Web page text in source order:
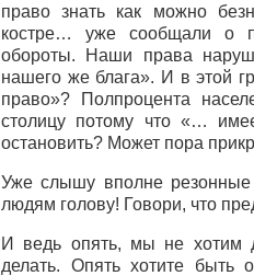
право знать как можно
костре… уже сообщали о
обороты. Наши права
нашего же блага». И в этой
право»? Полпроцента
столицу потому что «…
остановить? Может пора
Уже слышу вполне
людям голову! Говори, что
И ведь опять, мы не хотим
делать. Опять хотите быть